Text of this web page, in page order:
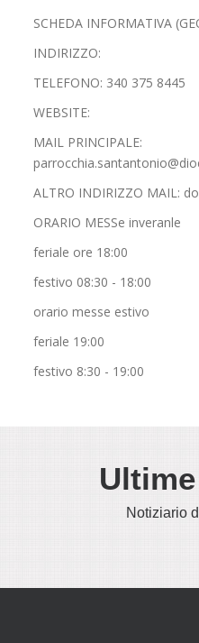
SCHEDA INFORMATIVA
INDIRIZZO:
TELEFONO: 340 375 8445
WEBSITE:
MAIL PRINCIPALE:
ALTRO INDIRIZZO MAIL:
ORARIO MESSe inveranle
feriale ore 18:00
festivo 08:30 - 18:00
orario messe estivo
feriale 19:00
festivo 8:30 - 19:00
Notiziario